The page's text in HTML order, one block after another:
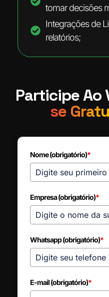
tomar decisões
Integrações de
relatórios;
Participe Ao
se
Nome (obrigatório)*
Empresa (obrigatório)*
Whatsapp (obrigatório)*
E-mail (obrigatório)*